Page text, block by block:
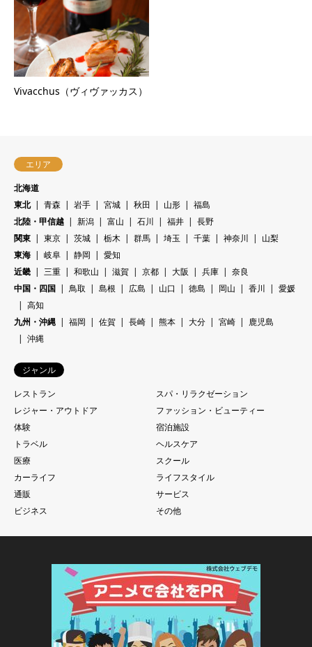
Vivacchus（ヴィヴァッカス）
エリア
北海道
東北
青森 岩手 宮城 秋田 山形
福島
北陸・甲信越
新潟 富山 石川 福井
長野
関東
東京 茨城 栃木 群馬 埼玉 千葉 神奈川
山梨
東海
岐阜 静岡
愛知
近畿
三重 和歌山 滋賀 京都 大阪 兵庫
奈良
中国・四国
鳥取 島根 広島 山口 徳島 岡山 香川
愛媛
高知
九州・沖縄
福岡 佐賀 長崎 熊本 大分 宮崎
鹿児島
沖縄
ジャンル
レストラン
スパ・リラクゼーション
レジャー・アウトドア
ファッション・ビューティー
体験
宿泊施設
トラベル
ヘルスケア
医療
スクール
カーライフ
ライフスタイル
通販
サービス
ビジネス
その他